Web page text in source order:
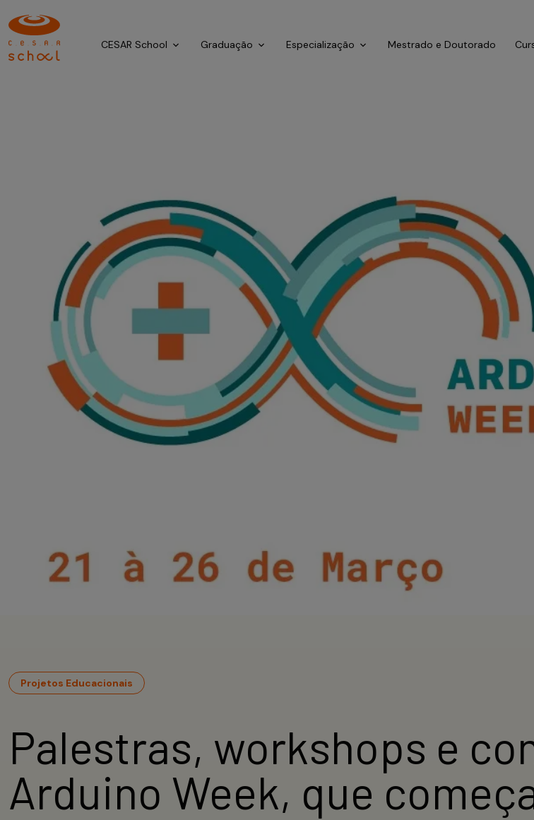
CESAR School Graduação Especialização Mestrado e Doutorado
Projetos Educacionais
Palestras, workshops e
Arduino Week, que